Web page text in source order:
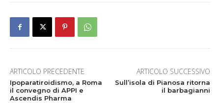
ARTICOLO PRECEDENTE
Ipoparatiroidismo, a Roma
il convegno di APPI e
Ascendis Pharma
ARTICOLO SUCCESSIVO
Sull’isola di Pianosa ritorna
il barbagianni